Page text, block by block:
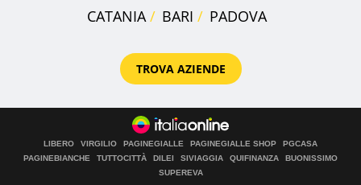
CATANIA
BARI PADOVA
TROVA AZIENDE
LIBERO VIRGILIO PAGINEGIALLE PAGINEGIALLE SHOP
PGCASA
PAGINEBIANCHE
TUTTOCITTÀ DILEI SIVIAGGIA QUIFINANZA
BUONISSIMO
SUPEREVA